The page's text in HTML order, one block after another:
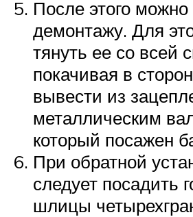
После этого можно
демонтажу. Для
тянуть ее со всей
покачивая в
вывести из
металлическим
который посажен
При обратной
следует посадить
шлицы